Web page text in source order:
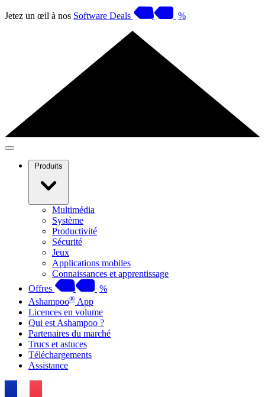
Jetez un œil à nos Software Deals %
Produits
Multimédia
Système
Productivité
Sécurité
Jeux
Applications mobiles
Connaissances et apprentissage
Offres
%
Ashampoo® App
Licences en volume
Qui est Ashampoo ?
Partenaires du marché
Trucs et astuces
Téléchargements
Assistance